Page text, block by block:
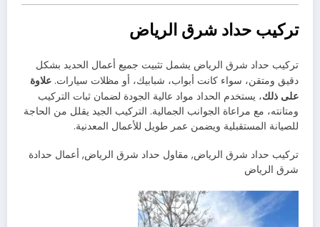
تركيب حداد شرق الرياض
تركيب حداد شرق الرياض يشمل تثبيت جميع أعمال الحديد بشكل
دقيق ومتقن، سواء كانت أبواب، شبابيك، أو مظلات سيارات. علاوة
على ذلك، يستخدم الحداد مواد عالية الجودة لضمان ثبات التركيب
ومتانته، مع مراعاة الجوانب الجمالية. التركيب الجيد يقلل من الحاجة
للصيانة المستقبلية ويضمن عمر طويل للأعمال المعدنية.
تركيب حداد شرق الرياض, مقاول حداد شرق الرياض, أعمال حدادة
شرق الرياض